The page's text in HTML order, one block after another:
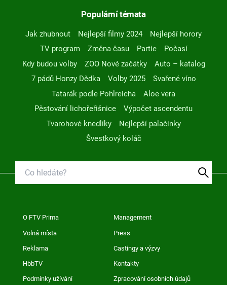
Populární témata
Jak zhubnout Nejlepší filmy 2024
Nejlepší horory
TV program
Změna času Partie
Počasí
Kdy budou volby
ZOO Nové začátky
Auto – katalog
7 pádů Honzy Dědka
Volby 2025
Svařené víno
Tatarák podle Pohlreicha
Aloe vera
Pěstování lichořeřišnice
Výpočet ascendentu
Tvarohové knedlíky
Nejlepší palačinky
Švestkový koláč
O FTV Prima Management
Volná místa Press
Reklama Castingy a výzvy
HbbTV Kontakty
Podmínky užívání Zpracování osobních údajů